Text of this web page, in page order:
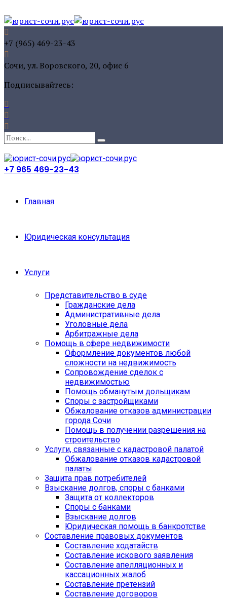
+7 (965) 469-23-43
Сочи, ул. Воровского, 20, офис 6
Подписывайтесь:
+7 965 469-23-43
Главная
Юридическая консультация
Услуги
Представительство в суде
Гражданские дела
Административные дела
Уголовные дела
Арбитражные дела
Помощь в сфере недвижимости
Оформление документов любой
сложности на недвижимость
Сопровождение сделок с
недвижимостью
Помощь обманутым дольщикам
Споры с застройщиками
Обжалование отказов администрации
города Сочи
Помощь в получении разрешения на
строительство
Услуги, связанные с кадастровой палатой
Обжалование отказов кадастровой
палаты
Защита прав потребителей
Взыскание долгов, споры с банками
Защита от коллекторов
Споры с банками
Взыскание долгов
Юридическая помощь в банкротстве
Составление правовых документов
Составление ходатайств
Составление искового заявления
Составление апелляционных и
кассационных жалоб
Cоставление претензий
Составление договоров